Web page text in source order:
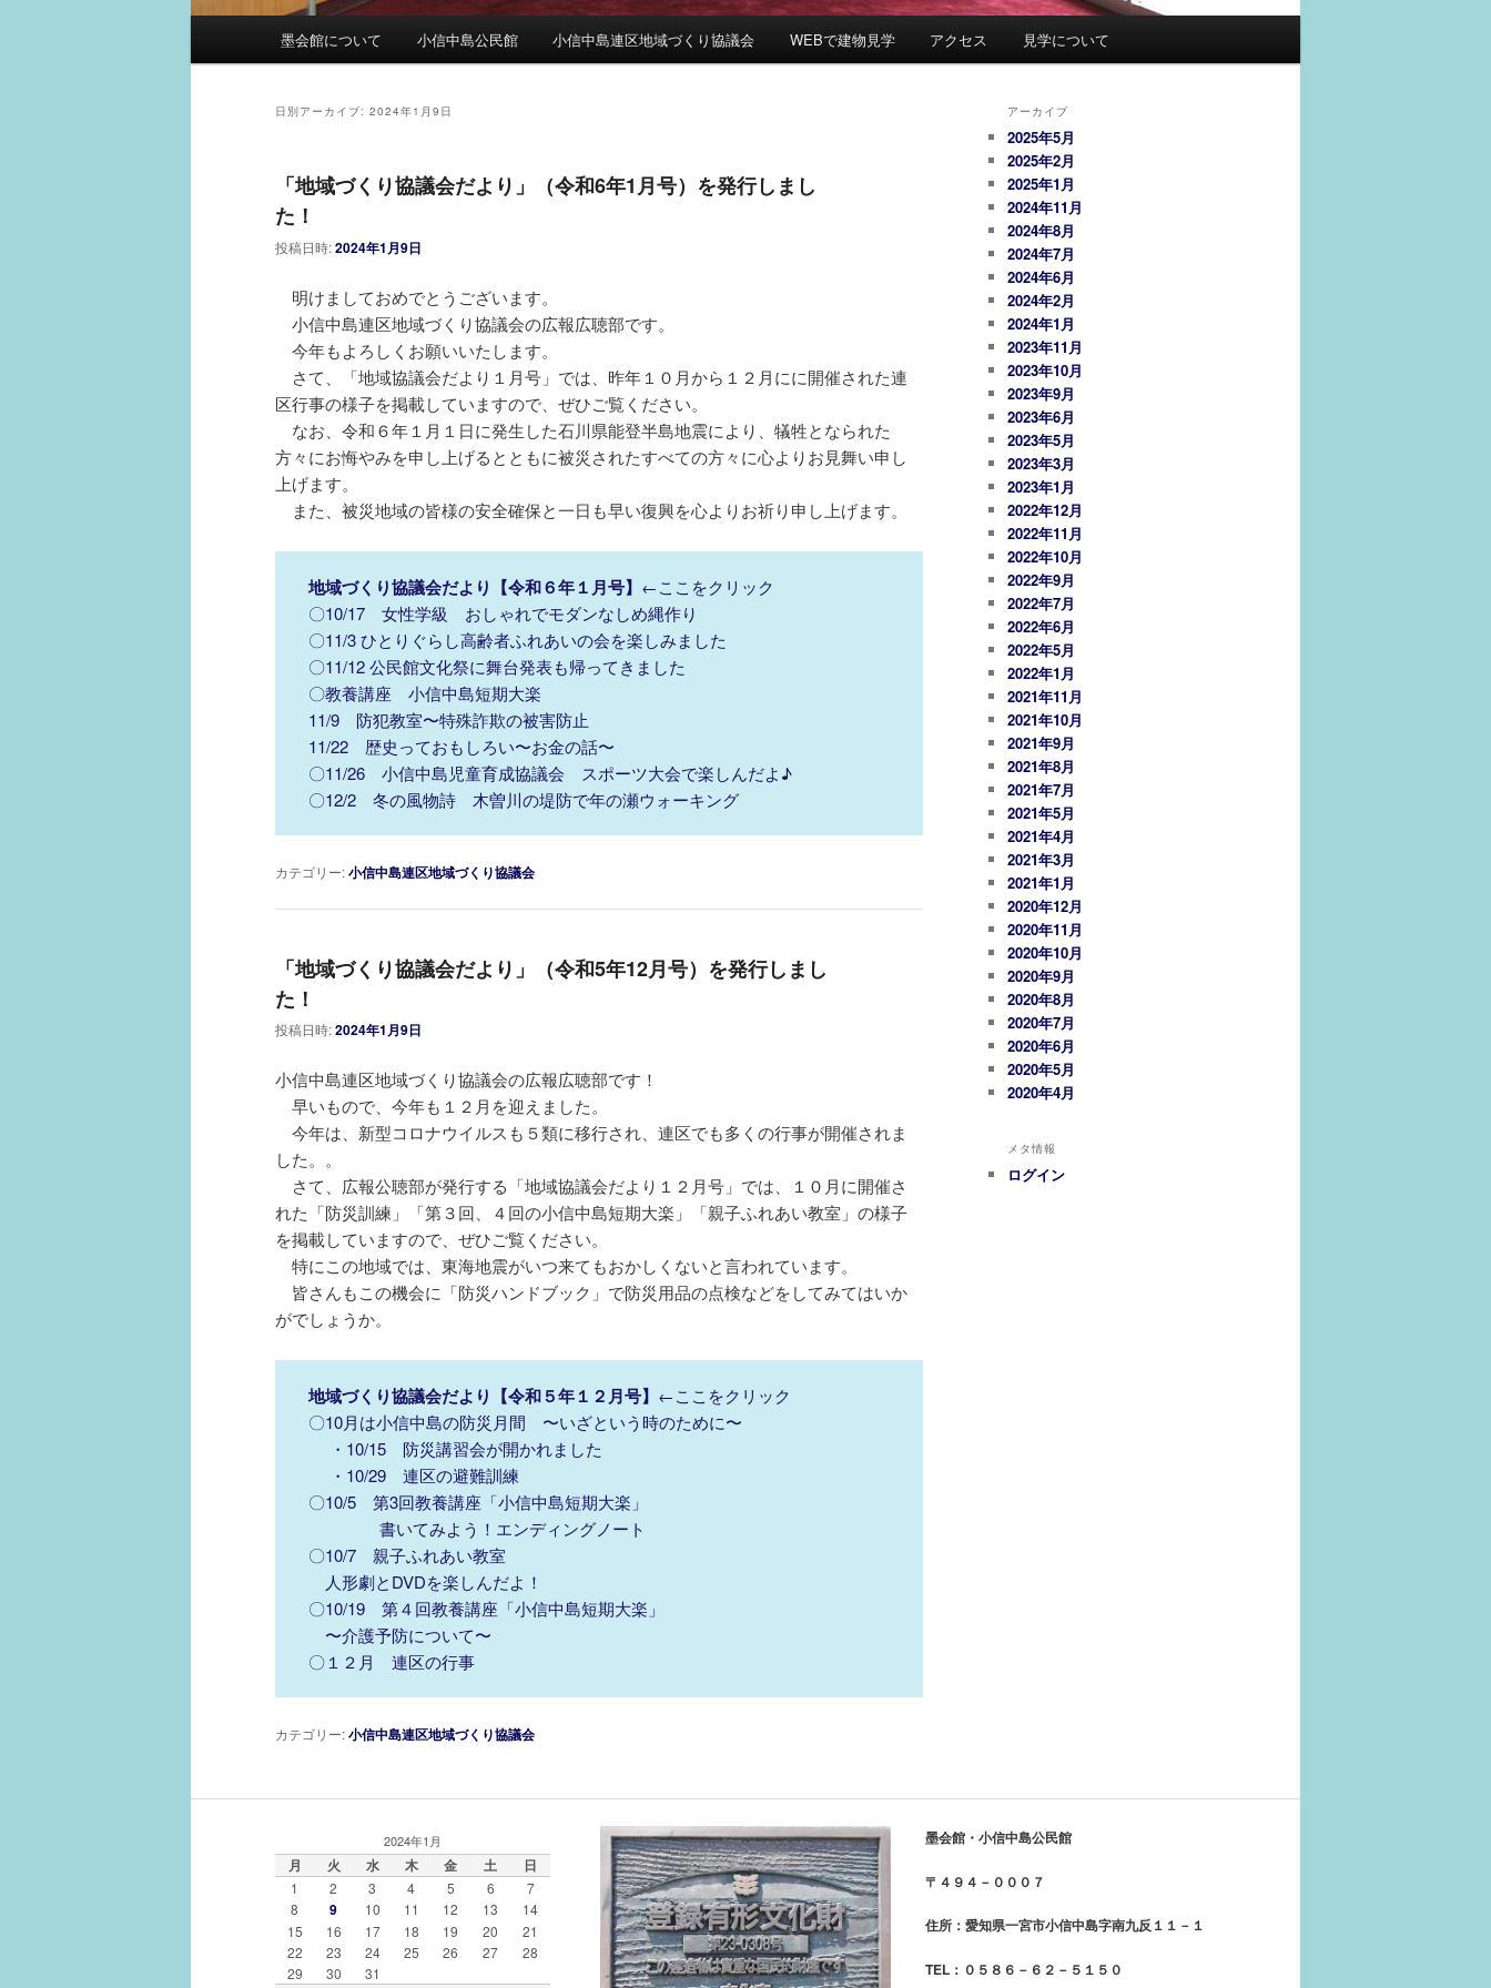
墨会館について 小信中島公民館 小信中島連区地域づくり協議会 WEBで建物見学 アクセス 見学について
日別アーカイブ: 2024年1月9日
「地域づくり協議会だより」（令和6年1月号）を発行しまし
た！
投稿日時:2024年1月9日
明けましておめでとうございます。
小信中島連区地域づくり協議会の広報広聴部です。
今年もよろしくお願いいたします。
さて、「地域協議会だより１月号」では、昨年１０月から１２月にに開催された連
区行事の様子を掲載していますので、ぜひご覧ください。
なお、令和６年１月１日に発生した石川県能登半島地震により、犠牲となられた
方々にお悔やみを申し上げるとともに被災されたすべての方々に心よりお見舞い申し
上げます。
また、被災地域の皆様の安全確保と一日も早い復興を心よりお祈り申し上げます。
地域づくり協議会だより【令和６年１月号】 ←ここをクリック
〇10/17 女性学級 おしゃれでモダンなしめ縄作り
〇11/3 ひとりぐらし高齢者ふれあいの会を楽しみました
〇11/12 公民館文化祭に舞台発表も帰ってきました
〇教養講座 小信中島短期大楽
11/9 防犯教室〜特殊詐欺の被害防止
11/22 歴史っておもしろい〜お金の話〜
〇11/26 小信中島児童育成協議会 スポーツ大会で楽しんだよ♪
〇12/2 冬の風物詩 木曽川の堤防で年の瀬ウォーキング
カテゴリー:小信中島連区地域づくり協議会
「地域づくり協議会だより」（令和5年12月号）を発行しまし
た！
投稿日時:2024年1月9日
小信中島連区地域づくり協議会の広報広聴部です！
早いもので、今年も１２月を迎えました。
今年は、新型コロナウイルスも５類に移行され、連区でも多くの行事が開催されま
した。。
さて、広報公聴部が発行する「地域協議会だより１２月号」では、１０月に開催さ
れた「防災訓練」「第３回、４回の小信中島短期大楽」「親子ふれあい教室」の様子
を掲載していますので、ぜひご覧ください。
特にこの地域では、東海地震がいつ来てもおかしくないと言われています。
皆さんもこの機会に「防災ハンドブック」で防災用品の点検などをしてみてはいか
がでしょうか。
地域づくり協議会だより【令和５年１２月号】 ←ここをクリック
〇10月は小信中島の防災月間 〜いざという時のために〜
・10/15 防災講習会が開かれました
・10/29 連区の避難訓練
〇10/5 第3回教養講座「小信中島短期大楽」
書いてみよう！エンディングノート
〇10/7 親子ふれあい教室
人形劇とDVDを楽しんだよ！
〇10/19 第４回教養講座「小信中島短期大楽」
〜介護予防について〜
〇１２月 連区の行事
カテゴリー:小信中島連区地域づくり協議会
アーカイブ
2025年5月
2025年2月
2025年1月
2024年11月
2024年8月
2024年7月
2024年6月
2024年2月
2024年1月
2023年11月
2023年10月
2023年9月
2023年6月
2023年5月
2023年3月
2023年1月
2022年12月
2022年11月
2022年10月
2022年9月
2022年7月
2022年6月
2022年5月
2022年1月
2021年11月
2021年10月
2021年9月
2021年8月
2021年7月
2021年5月
2021年4月
2021年3月
2021年1月
2020年12月
2020年11月
2020年10月
2020年9月
2020年8月
2020年7月
2020年6月
2020年5月
2020年4月
メタ情報
ログイン
2024年1月
月 火 水 木 金 土 日
1 2 3 4 5 6
7
8
9 10 11 12 13
14
15
16 17 18 19 20
21
22
23 24 25 26 27
28
29
30 31
墨会館・小信中島公民館
〒４９４－０００７
住所：愛知県一宮市小信中島字南九反１１－１
TEL：０５８６－６２－５１５０